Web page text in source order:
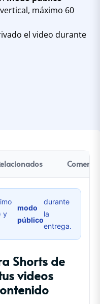
máximo 60
el video durante
y
modo
público
durante
la
entrega.
Shorts de
videos